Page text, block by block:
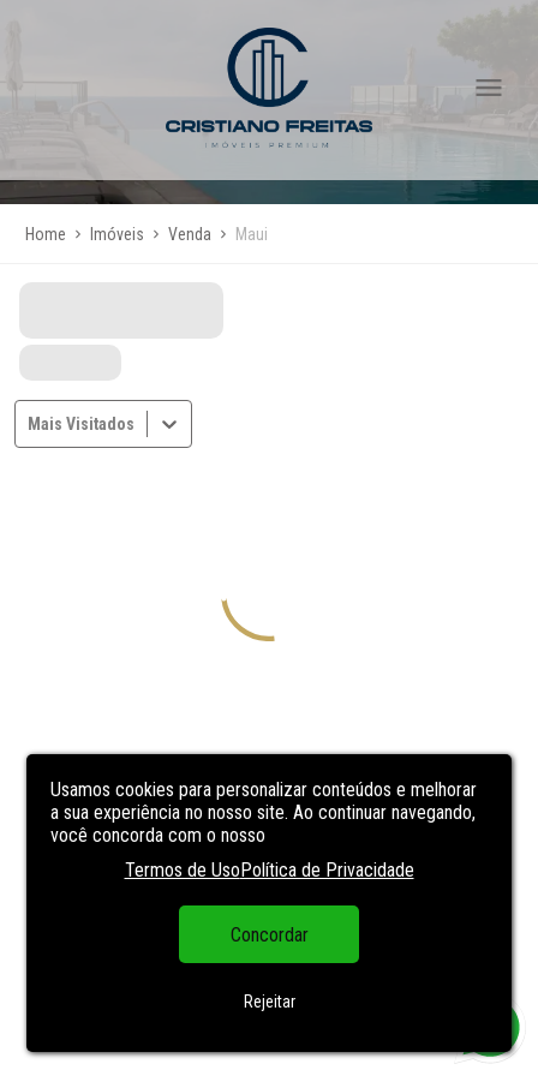
Usamos cookies para personalizar conteúdos e melhorar
a sua experiência no nosso site. Ao continuar navegando,
você concorda com o nosso
Termos de UsoPolítica de Privacidade
Concordar
Rejeitar
Home Imóveis Venda Maui
Mais Visitados